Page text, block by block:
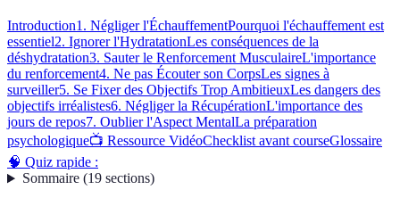
Introduction1. Négliger l'ÉchauffementPourquoi l'échauffement est
essentiel2. Ignorer l'HydratationLes conséquences de la
déshydratation3. Sauter le Renforcement MusculaireL'importance
du renforcement4. Ne pas Écouter son CorpsLes signes à
surveiller5. Se Fixer des Objectifs Trop AmbitieuxLes dangers des
objectifs irréalistes6. Négliger la RécupérationL'importance des
jours de repos7. Oublier l'Aspect MentalLa préparation
psychologique📺 Ressource VidéoChecklist avant courseGlossaire
🧠 Quiz rapide :
Sommaire(19 sections)